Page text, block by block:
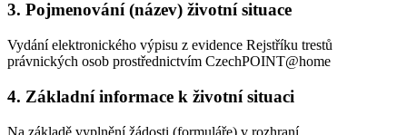
3. Pojmenování (název) životní situace
Vydání elektronického výpisu z evidence Rejstříku trestů
právnických osob prostřednictvím CzechPOINT@home
4. Základní informace k životní situaci
Na základě vyplnění žádosti (formuláře) v rozhraní